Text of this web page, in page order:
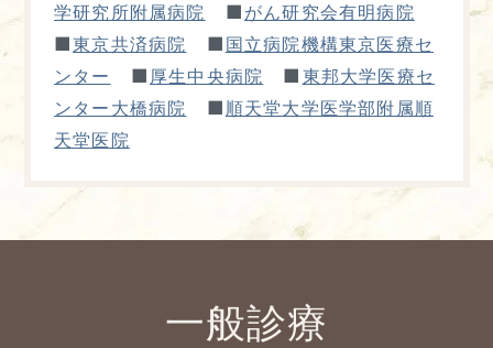
学研究所附属病院
■ がん研究会有明病院
■東京共済病院 ■ 国立病院機構東京医療セ
ンター
■ 厚生中央病院 ■ 東邦大学医療セ
ンター大橋病院
■ 順天堂大学医学部附属順
天堂医院
一般診療